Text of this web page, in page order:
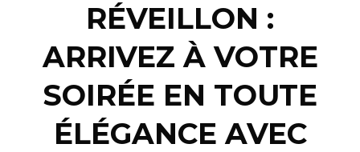
RÉVEILLON :
ARRIVEZ À VOTRE
SOIRÉE EN TOUTE
ÉLÉGANCE AVEC